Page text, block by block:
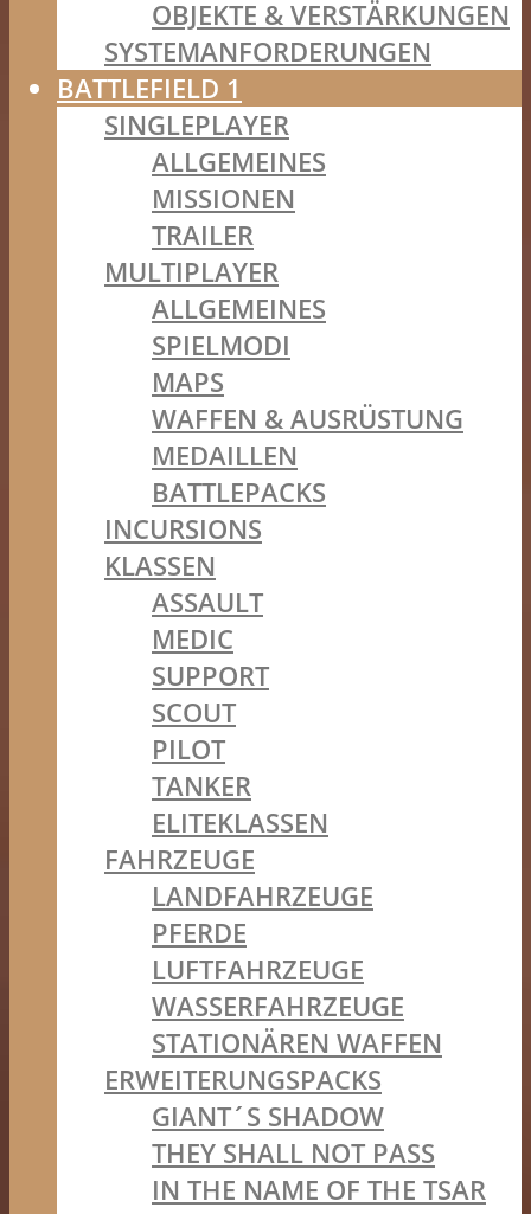
OBJEKTE & VERSTÄRKUNGEN
SYSTEMANFORDERUNGEN
BATTLEFIELD 1
SINGLEPLAYER
ALLGEMEINES
MISSIONEN
TRAILER
MULTIPLAYER
ALLGEMEINES
SPIELMODI
MAPS
WAFFEN & AUSRÜSTUNG
MEDAILLEN
BATTLEPACKS
INCURSIONS
KLASSEN
ASSAULT
MEDIC
SUPPORT
SCOUT
PILOT
TANKER
ELITEKLASSEN
FAHRZEUGE
LANDFAHRZEUGE
PFERDE
LUFTFAHRZEUGE
WASSERFAHRZEUGE
STATIONÄREN WAFFEN
ERWEITERUNGSPACKS
GIANT´S SHADOW
THEY SHALL NOT PASS
IN THE NAME OF THE TSAR